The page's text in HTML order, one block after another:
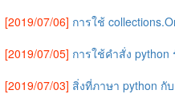
[2019/07/06] การใช้
[2019/07/05] การใช้คำสั่ง
[2019/07/03] สิ่งที่ภาษา python กั